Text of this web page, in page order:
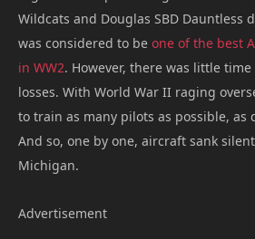
Wildcats and Douglas SBD Dauntless
was considered to be one of the best
in WW2. However, there was little
losses. With World War II raging
to train as many pilots as possible, as
And so, one by one, aircraft sank
Michigan.
Advertisement